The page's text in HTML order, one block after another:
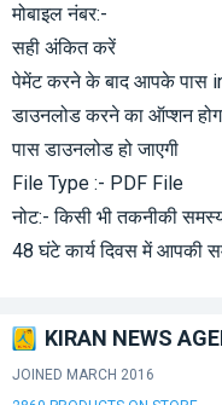
मोबाइल नंबर:-
सही अंकित करें
पेमेंट करने के बाद आपके पास
डाउनलोड करने का ऑप्शन
पास डाउनलोड हो जाएगी
File Type :- PDF File
नोट:- किसी भी तकनीकी
48 घंटे कार्य दिवस में आपकी
KIRAN NEWS
JOINED MARCH 2016